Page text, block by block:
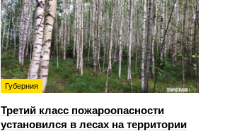
Губерния
Третий класс пожароопасности
установился в лесах на территории